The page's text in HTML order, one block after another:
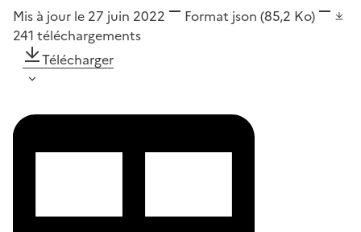
Mis à jour le 27 juin 2022 Format json (85,2 Ko)
241 téléchargements
Télécharger